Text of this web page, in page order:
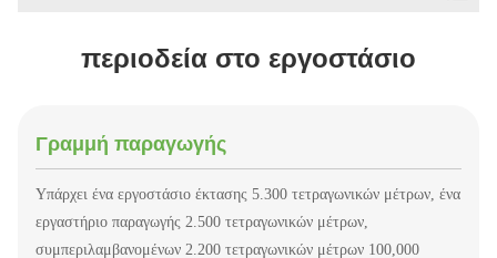
περιοδεία στο εργοστάσιο
Γραμμή παραγωγής
Υπάρχει ένα εργοστάσιο έκτασης 5.300 τετραγωνικών μέτρων, ένα
εργαστήριο παραγωγής 2.500 τετραγωνικών μέτρων,
συμπεριλαμβανομένων 2.200 τετραγωνικών μέτρων 100,000